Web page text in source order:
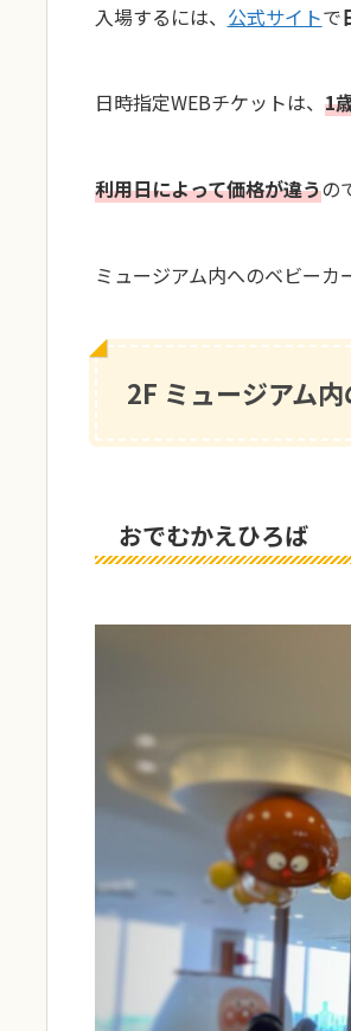
入場するには、 公式サイトで
日時指定WEBチケットは、 1
利用日によって価格が違うの
ミュージアム内へのベビーカ
2F ミュージアム
おでむかえひろば